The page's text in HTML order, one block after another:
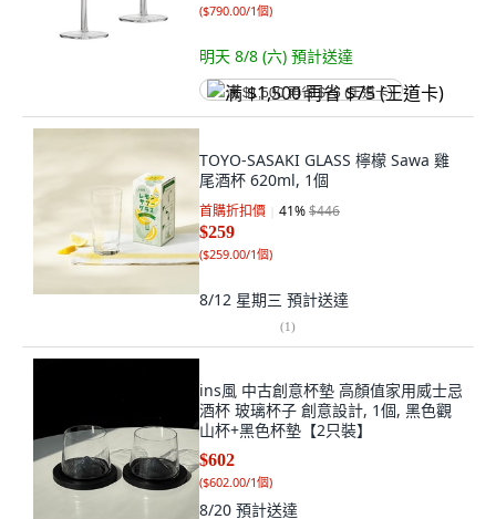
($790.00/1個)
明天 8/8 (六) 預計送達
满 $1,500 再省 $75 (王道卡)
TOYO-SASAKI GLASS 檸檬 Sawa 雞
尾酒杯 620ml, 1個
首購折扣價 41%$446
$259
($259.00/1個)
8/12 星期三 預計送達
(1)
ins風 中古創意杯墊 高顏值家用威士忌
酒杯 玻璃杯子 創意設計, 1個, 黑色觀
山杯+黑色杯墊【2只裝】
$602
($602.00/1個)
8/20 預計送達